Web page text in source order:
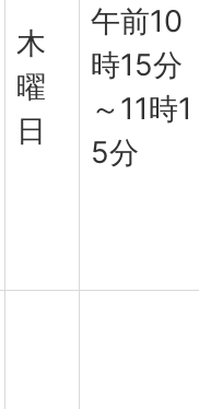
木
曜
日
午前10
時15分
～11時1
5分